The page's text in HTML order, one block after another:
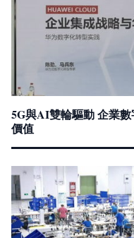
5G與AI雙輪驅動 企業
價值